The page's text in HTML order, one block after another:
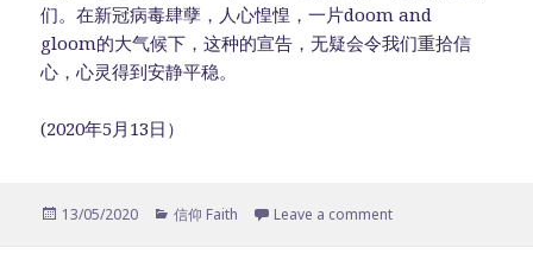
们。在新冠病毒肆孽，人心惶惶，一片doom and
gloom的大气候下，这种的宣告，无疑会令我们重拾信
心，心灵得到安静平稳。
(2020年5月13日）
Posted
13/05/2020 Categories
信仰 Faith Leave a comment